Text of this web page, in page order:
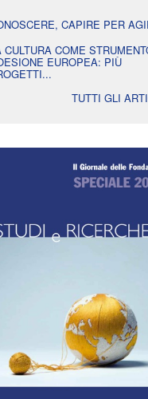
CAPIRE PER
CULTURA COME
EUROPEA: PIÙ
TUTTI GLI